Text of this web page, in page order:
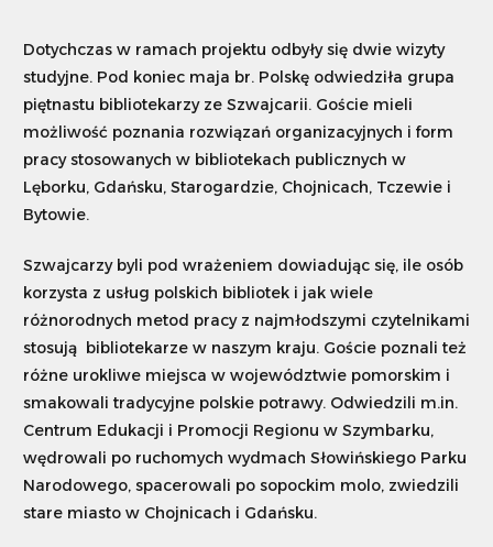
Dotychczas w ramach projektu odbyły się dwie wizyty
studyjne. Pod koniec maja br. Polskę odwiedziła grupa
piętnastu bibliotekarzy ze Szwajcarii. Goście mieli
możliwość poznania rozwiązań organizacyjnych i form
pracy stosowanych w bibliotekach publicznych w
Lęborku, Gdańsku, Starogardzie, Chojnicach, Tczewie i
Bytowie.
Szwajcarzy byli pod wrażeniem dowiadując się, ile osób
korzysta z usług polskich bibliotek i jak wiele
różnorodnych metod pracy z najmłodszymi czytelnikami
stosują bibliotekarze w naszym kraju. Goście poznali też
różne urokliwe miejsca w województwie pomorskim i
smakowali tradycyjne polskie potrawy. Odwiedzili m.in.
Centrum Edukacji i Promocji Regionu w Szymbarku,
wędrowali po ruchomych wydmach Słowińskiego Parku
Narodowego, spacerowali po sopockim molo, zwiedzili
stare miasto w Chojnicach i Gdańsku.